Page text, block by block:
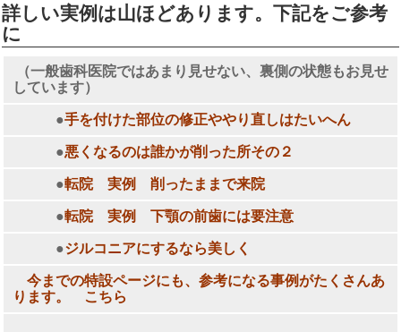
詳しい実例は山ほどあります。下記をご参考
に
（一般歯科医院ではあまり見せない、裏側の状態もお見せ
しています）
●手を付けた部位の修正ややり直しはたいへん
●悪くなるのは誰かが削った所その２
●転院 実例 削ったままで来院
●転院 実例 下顎の前歯には要注意
●ジルコニアにするなら美しく
今までの特設ページにも、参考になる事例がたくさんあ
ります。 こちら